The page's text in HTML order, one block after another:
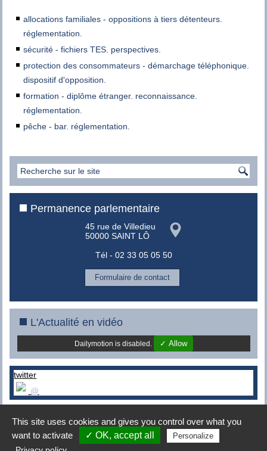
allocations familiales - oppositions à tiers détenteurs.
réglementation.
sécurité - fichiers TES. perspectives.
protection des consommateurs - démarchage téléphonique.
dispositif d'opposition.
formation - diplôme étranger. reconnaissance.
réglementation.
pêche - bar. réglementation.
Permanence parlementaire
45 rue de Villedieu
50000 SAINT LÔ
Tél - 02 33 05 05 50
Formulaire de contact
L'Actualité en vidéo
Dailymotion is disabled. ✓ Allow
twitter
@
Copyright © 2008-2015 - MES conseils|Mentions légales
Connexion
This site uses cookies and gives you control over what you
want to activate
✓ OK, accept all Personalize